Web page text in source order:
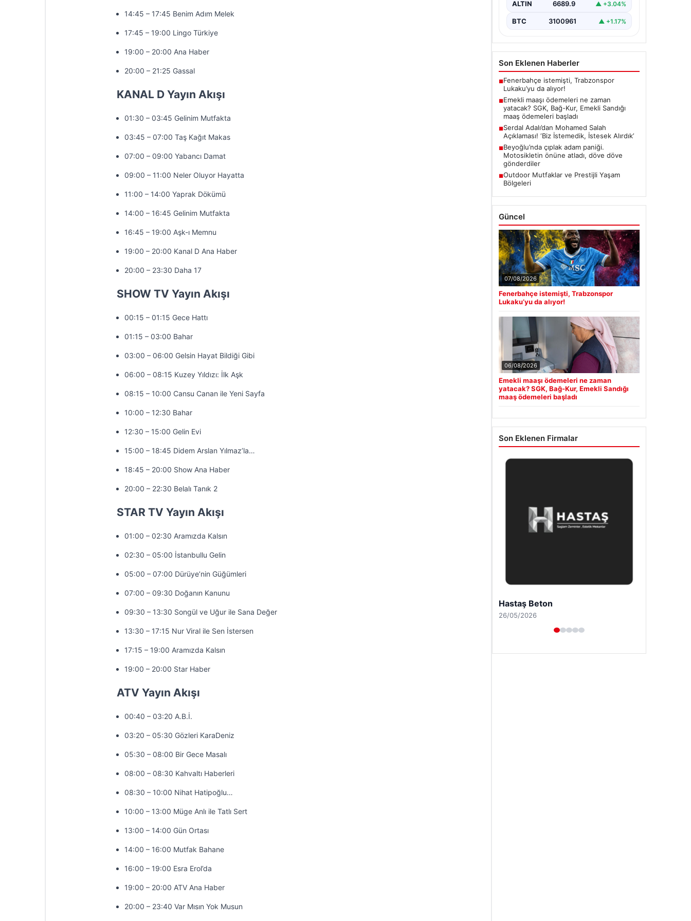
14:45 – 17:45 Benim Adım Melek
17:45 – 19:00 Lingo Türkiye
19:00 – 20:00 Ana Haber
20:00 – 21:25 Gassal
KANAL D Yayın Akışı
01:30 – 03:45 Gelinim Mutfakta
03:45 – 07:00 Taş Kağıt Makas
07:00 – 09:00 Yabancı Damat
09:00 – 11:00 Neler Oluyor Hayatta
11:00 – 14:00 Yaprak Dökümü
14:00 – 16:45 Gelinim Mutfakta
16:45 – 19:00 Aşk-ı Memnu
19:00 – 20:00 Kanal D Ana Haber
20:00 – 23:30 Daha 17
SHOW TV Yayın Akışı
00:15 – 01:15 Gece Hattı
01:15 – 03:00 Bahar
03:00 – 06:00 Gelsin Hayat Bildiği Gibi
06:00 – 08:15 Kuzey Yıldızı: İlk Aşk
08:15 – 10:00 Cansu Canan ile Yeni Sayfa
10:00 – 12:30 Bahar
12:30 – 15:00 Gelin Evi
15:00 – 18:45 Didem Arslan Yılmaz’la…
18:45 – 20:00 Show Ana Haber
20:00 – 22:30 Belalı Tanık 2
STAR TV Yayın Akışı
01:00 – 02:30 Aramızda Kalsın
02:30 – 05:00 İstanbullu Gelin
05:00 – 07:00 Dürüye’nin Güğümleri
07:00 – 09:30 Doğanın Kanunu
09:30 – 13:30 Songül ve Uğur ile Sana Değer
13:30 – 17:15 Nur Viral ile Sen İstersen
17:15 – 19:00 Aramızda Kalsın
19:00 – 20:00 Star Haber
ATV Yayın Akışı
00:40 – 03:20 A.B.İ.
03:20 – 05:30 Gözleri KaraDeniz
05:30 – 08:00 Bir Gece Masalı
08:00 – 08:30 Kahvaltı Haberleri
08:30 – 10:00 Nihat Hatipoğlu…
10:00 – 13:00 Müge Anlı ile Tatlı Sert
13:00 – 14:00 Gün Ortası
14:00 – 16:00 Mutfak Bahane
16:00 – 19:00 Esra Erol’da
19:00 – 20:00 ATV Ana Haber
20:00 – 23:40 Var Mısın Yok Musun
ALTIN 6689.9 ▲ +3.04%
BTC 3100961 ▲ +1.17%
Son Eklenen Haberler
■Fenerbahçe istemişti, Trabzonspor
Lukaku’yu da alıyor!
■Emekli maaşı ödemeleri ne zaman
yatacak? SGK, Bağ-Kur, Emekli Sandığı
maaş ödemeleri başladı
■Serdal Adalı’dan Mohamed Salah
Açıklaması! ‘Biz İstemedik, İstesek Alırdık’
■Beyoğlu’nda çıplak adam paniği.
Motosikletin önüne atladı, döve döve
gönderdiler
■Outdoor Mutfaklar ve Prestijli Yaşam
Bölgeleri
Güncel
07/08/2026
Fenerbahçe istemişti, Trabzonspor
Lukaku’yu da alıyor!
06/08/2026
Emekli maaşı ödemeleri ne zaman
yatacak? SGK, Bağ-Kur, Emekli Sandığı
maaş ödemeleri başladı
Son Eklenen Firmalar
Prenses Night Club
29/04/2026